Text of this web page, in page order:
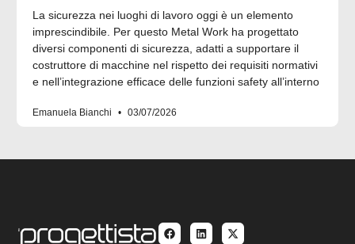
La sicurezza nei luoghi di lavoro oggi è un elemento
imprescindibile. Per questo Metal Work ha progettato
diversi componenti di sicurezza, adatti a supportare il
costruttore di macchine nel rispetto dei requisiti normativi
e nell’integrazione efficace delle funzioni safety all’interno
Emanuela Bianchi 03/07/2026